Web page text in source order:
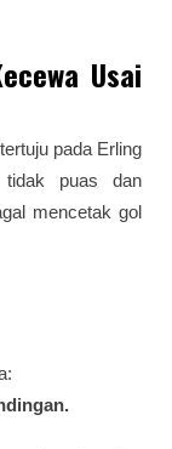
Usai
pada Erling
tidak puas dan
mencetak gol